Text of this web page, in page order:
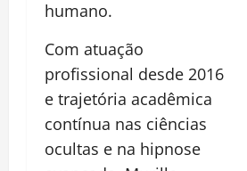
humano.
Com atuação
profissional desde 2016
e trajetória acadêmica
contínua nas ciências
ocultas e na hipnose